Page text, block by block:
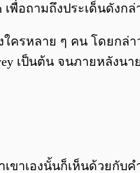
เพื่อถามถึงประเด็นดังก
รหลาย ๆ คน โดยกล่าว
เป็นต้น จนภายหลังน
ขาเองนั้นก็เห็นด้วยกับค